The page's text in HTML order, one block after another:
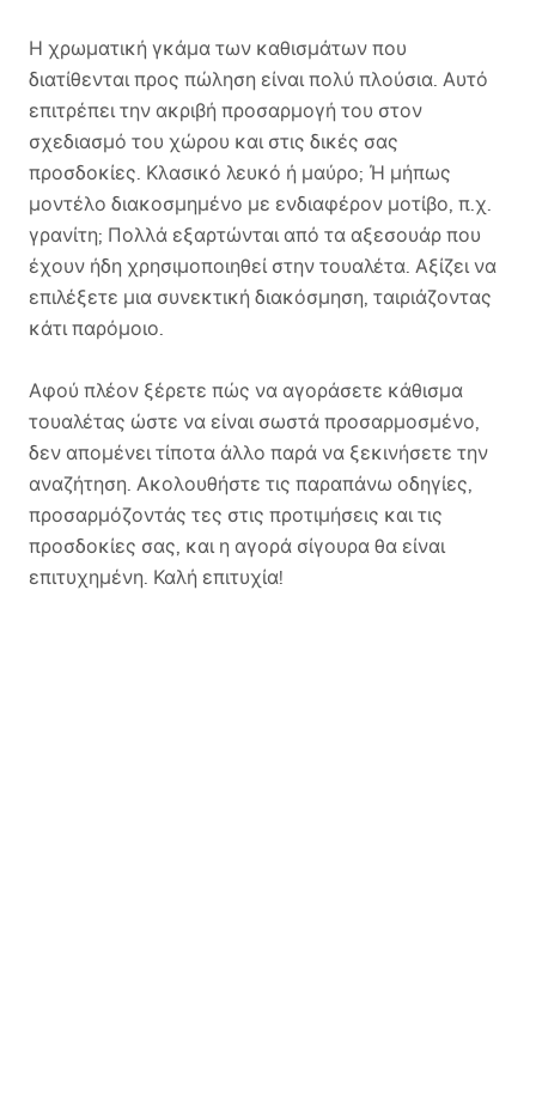
Η χρωματική γκάμα των καθισμάτων που
διατίθενται προς πώληση είναι πολύ πλούσια. Αυτό
επιτρέπει την ακριβή προσαρμογή του στον
σχεδιασμό του χώρου και στις δικές σας
προσδοκίες. Κλασικό λευκό ή μαύρο; Ή μήπως
μοντέλο διακοσμημένο με ενδιαφέρον μοτίβο, π.χ.
γρανίτη; Πολλά εξαρτώνται από τα αξεσουάρ που
έχουν ήδη χρησιμοποιηθεί στην τουαλέτα. Αξίζει να
επιλέξετε μια συνεκτική διακόσμηση, ταιριάζοντας
κάτι παρόμοιο.
Αφού πλέον ξέρετε πώς να αγοράσετε κάθισμα
τουαλέτας ώστε να είναι σωστά προσαρμοσμένο,
δεν απομένει τίποτα άλλο παρά να ξεκινήσετε την
αναζήτηση. Ακολουθήστε τις παραπάνω οδηγίες,
προσαρμόζοντάς τες στις προτιμήσεις και τις
προσδοκίες σας, και η αγορά σίγουρα θα είναι
επιτυχημένη. Καλή επιτυχία!